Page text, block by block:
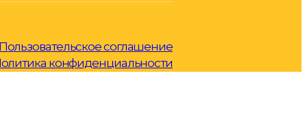
соглашение
конфиденциальности